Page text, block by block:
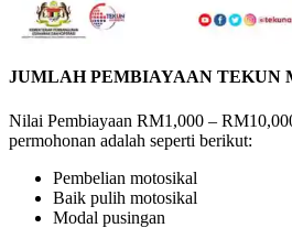
JUMLAH PEMBIAYAAN TEKUN
Nilai Pembiayaan RM1,000 –
permohonan adalah seperti berikut:
Pembelian motosikal
Baik pulih motosikal
Modal pusingan